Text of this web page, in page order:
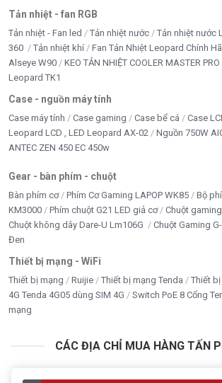
Tản nhiệt - fan RGB
Tản nhiệt - Fan led Tản nhiệt nước
Tản nhiệt nước
360
Tản nhiệt khí Fan Tản Nhiệt Leopard Chính
Alseye W90
KEO TẢN NHIỆT COOLER MASTER
Leopard TK1
Case - nguồn máy tính
Case máy tính Case gaming Case bể cá Case
Leopard LCD , LED Leopard AX-02
Nguồn 750W
ANTEC ZEN 450 EC 450w
Gear - bàn phím - chuột
Bàn phím cơ Phím Cơ Gaming LAPOP WK85
Bộ
KM3000
Phím chuột G21 LED giả cơ
Chuột
Chuột không dây Dare-U Lm106G
Chuột Gaming
Đen
Thiết bị mạng - WiFi
Thiết bị mạng Ruijie Thiết bị mạng Tenda Thiết
4G Tenda 4G05 dùng SIM 4G
Switch PoE 8 Cổng
mạng
CÁC ĐỊA CHỈ MUA HÀNG TẤN